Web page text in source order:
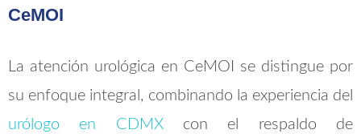
CeMOI
La atención urológica en CeMOI se distingue por
su enfoque integral, combinando la experiencia del
urólogo en CDMXcon el respaldo de